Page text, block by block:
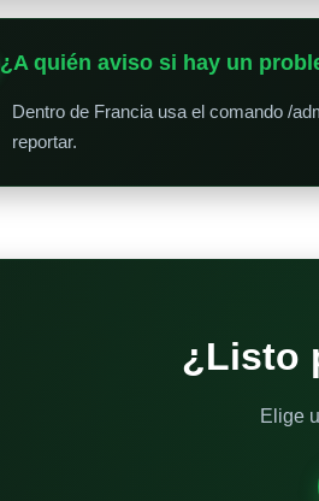
¿A quién aviso si hay un
Dentro de Francia usa el comando /
reportar.
¿Listo
Elige